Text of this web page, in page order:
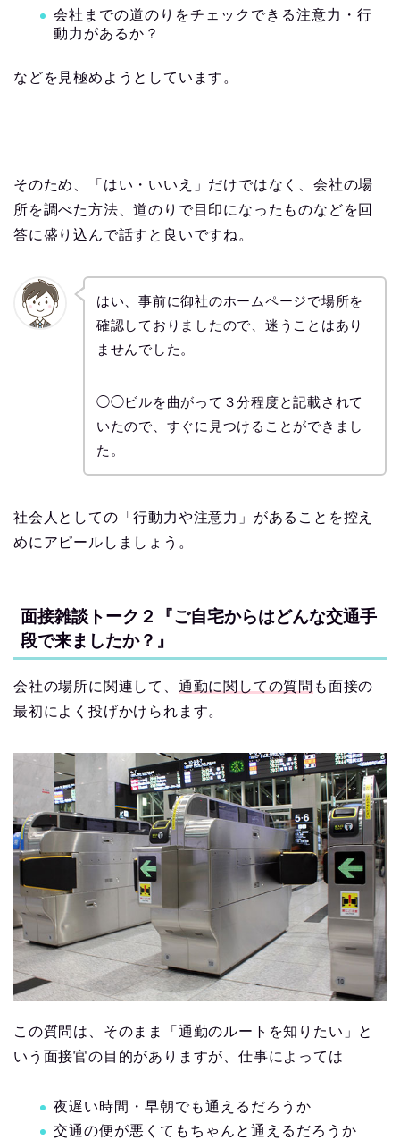
会社までの道のりをチェックできる注意力・行
動力があるか？
などを見極めようとしています。
そのため、「はい・いいえ」だけではなく、会社の場
所を調べた方法、道のりで目印になったものなどを回
答に盛り込んで話すと良いですね。
はい、事前に御社のホームページで場所を
確認しておりましたので、迷うことはあり
ませんでした。
◯◯ビルを曲がって３分程度と記載されて
いたので、すぐに見つけることができまし
た。
社会人としての「行動力や注意力」があることを控え
めにアピールしましょう。
面接雑談トーク２『ご自宅からはどんな交通手
段で来ましたか？』
会社の場所に関連して、 通勤に関しての質問 も面接の
最初によく投げかけられます。
この質問は、そのまま「通勤のルートを知りたい」と
いう面接官の目的がありますが、仕事によっては
夜遅い時間・早朝でも通えるだろうか
交通の便が悪くてもちゃんと通えるだろうか